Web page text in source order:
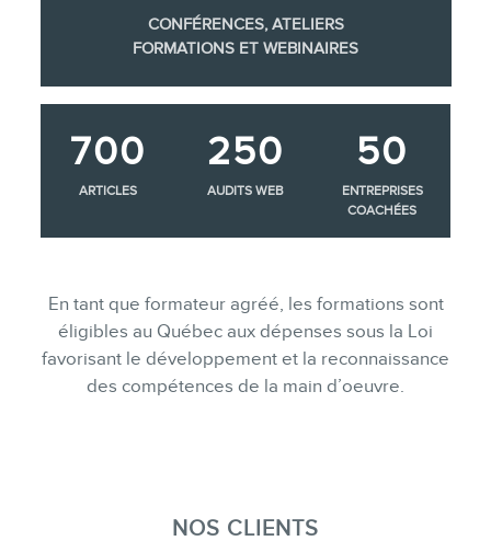
CONFÉRENCES, ATELIERS
FORMATIONS ET WEBINAIRES
700
ARTICLES
250
AUDITS WEB
50
ENTREPRISES
COACHÉES
En tant que formateur agréé, les formations sont
éligibles au Québec aux dépenses sous la Loi
favorisant le développement et la reconnaissance
des compétences de la main d’oeuvre.
NOS CLIENTS